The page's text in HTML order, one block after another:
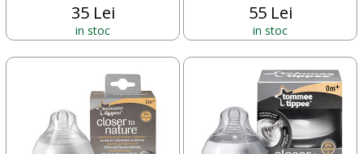
35 Lei
in stoc
55 Lei
in stoc